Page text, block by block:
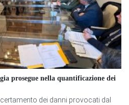
prosegue nella quantificazione dei
dei danni provocati dal